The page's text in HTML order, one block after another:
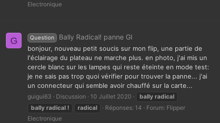
Electronique
G Question Bally Radical! panne GI
bonjour, nouveau petit soucis sur mon flip, une partie de
l'éclairage du plateau ne marche plus. en photo, j'ai mis un
cercle blanc sur les lampes qui reste éteinte en mode test:
je ne sais pas trop quoi vérifier pour trouver la panne... j'ai
un connecteur qui semble avoir chauffé sur la carte...
guigui63 Discussion 10 Juillet 2020 bally radical
bally radical ! radical Réponses: 14 Forum: Flipper
Electronique